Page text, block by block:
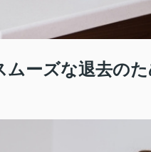
ムーズな退去の